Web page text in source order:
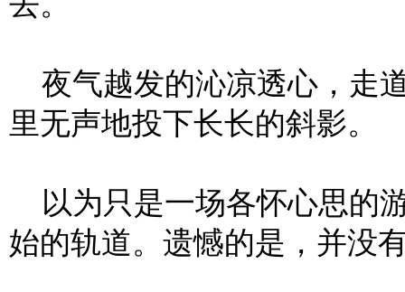
夜气越发的沁凉透心，走
里无声地投下长长的斜影。
以为只是一场各怀心思的
始的轨道。遗憾的是，并没